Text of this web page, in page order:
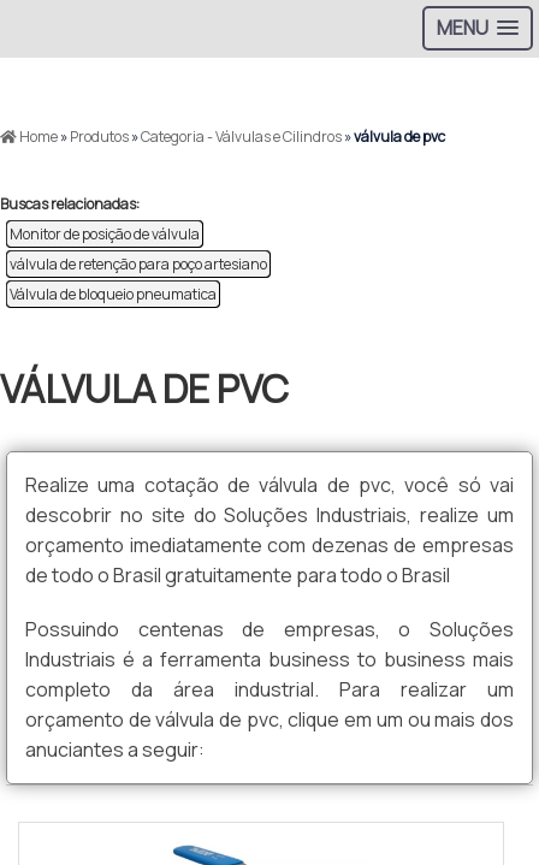
MENU
Home»Produtos»Categoria - Válvulas e Cilindros»válvula de pvc
Buscas relacionadas:
Monitor de posição de válvula
válvula de retenção para poço artesiano
Válvula de bloqueio pneumatica
VÁLVULA DE PVC
Realize uma cotação de válvula de pvc, você só vai
descobrir no site do Soluções Industriais, realize um
orçamento imediatamente com dezenas de empresas
de todo o Brasil gratuitamente para todo o Brasil
Possuindo centenas de empresas, o Soluções
Industriais é a ferramenta business to business mais
completo da área industrial. Para realizar um
orçamento de válvula de pvc, clique em um ou mais dos
anuciantes a seguir: